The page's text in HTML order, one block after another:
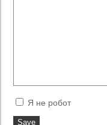
Я не робот